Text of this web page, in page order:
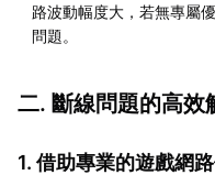
路波動幅度大，若無專屬
問題。
二. 斷線問題的高效
1. 借助專業的遊戲網